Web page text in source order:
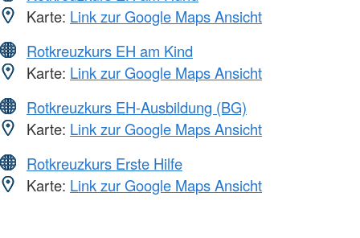
Karte: Link zur Google Maps Ansicht
Rotkreuzkurs EH am Kind
Karte: Link zur Google Maps Ansicht
Rotkreuzkurs EH-Ausbildung (BG)
Karte: Link zur Google Maps Ansicht
Rotkreuzkurs Erste Hilfe
Karte: Link zur Google Maps Ansicht